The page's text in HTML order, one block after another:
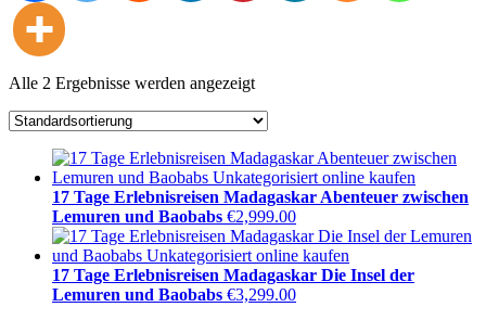
Alle 2 Ergebnisse werden angezeigt
17 Tage Erlebnisreisen Madagaskar Abenteuer zwischen
Lemuren und Baobabs €2,999.00
17 Tage Erlebnisreisen Madagaskar Die Insel der
Lemuren und Baobabs €3,299.00